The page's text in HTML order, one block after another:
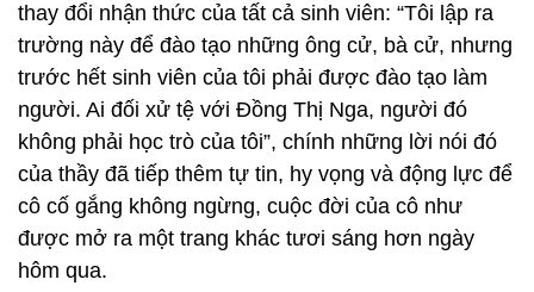
thay đổi nhận thức của tất cả sinh viên: “Tôi lập ra
trường này để đào tạo những ông cử, bà cử, nhưng
trước hết sinh viên của tôi phải được đào tạo làm
người. Ai đối xử tệ với Đồng Thị Nga, người đó
không phải học trò của tôi”, chính những lời nói đó
của thầy đã tiếp thêm tự tin, hy vọng và động lực để
cô cố gắng không ngừng, cuộc đời của cô như
được mở ra một trang khác tươi sáng hơn ngày
hôm qua.